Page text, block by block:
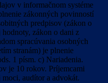
v informačnom systéme
zákonných povinností
predpisov (zákon o
zákon o dani z
spracúvania osobných
stranám) je plnenie
1 písm. c) Nariadenia.
je 10 rokov. Príjemcami
audítor a advokát.